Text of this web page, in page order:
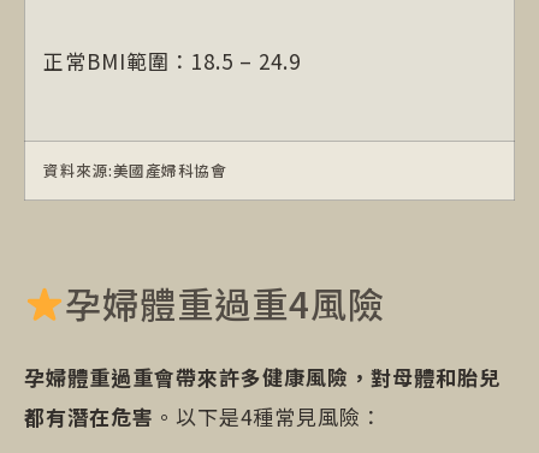
正常BMI範圍：18.5 – 24.9
資料來源:美國產婦科協會
孕婦體重過重4風險
孕婦體重過重會帶來許多健康風險，對母體和胎兒
都有潛在危害 。以下是4種常見風險：